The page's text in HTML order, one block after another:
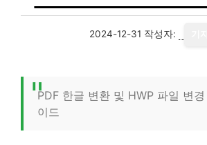
2024-12-31 작성자:
PDF 한글 변환 및 HWP 파일 변
이드